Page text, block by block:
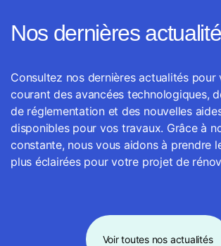
Nos dernières
Consultez nos dernières actualités pour
courant des avancées technologiques,
de réglementation et des nouvelles
disponibles pour vos travaux. Grâce à
constante, nous vous aidons à prendre
plus éclairées pour votre projet de
Voir toutes nos actualités